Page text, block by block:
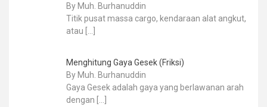
By Muh. Burhanuddin
Titik pusat massa cargo, kendaraan alat angkut,
atau […]
Menghitung Gaya Gesek (Friksi)
By Muh. Burhanuddin
Gaya Gesek adalah gaya yang berlawanan arah
dengan